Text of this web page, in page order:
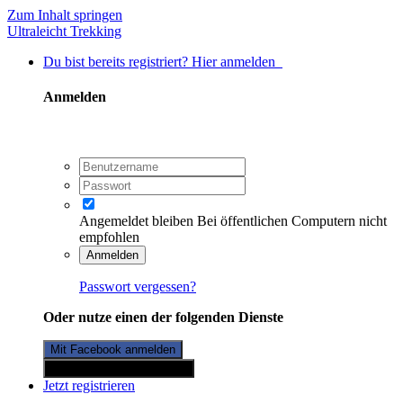
Zum Inhalt springen
Ultraleicht Trekking
Du bist bereits registriert? Hier anmelden
Anmelden
Angemeldet bleiben Bei öffentlichen Computern nicht
empfohlen
Anmelden
Passwort vergessen?
Oder nutze einen der folgenden Dienste
Mit Facebook anmelden
Jetzt registrieren